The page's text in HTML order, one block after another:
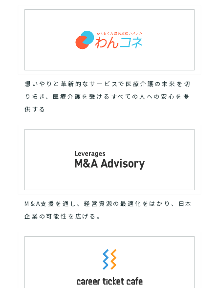
想いやりと革新的なサービスで医療介護の未来を切
り拓き、医療介護を受けるすべての人への安心を提
供する
M&A支援を通し、経営資源の最適化をはかり、日本
企業の可能性を広げる。